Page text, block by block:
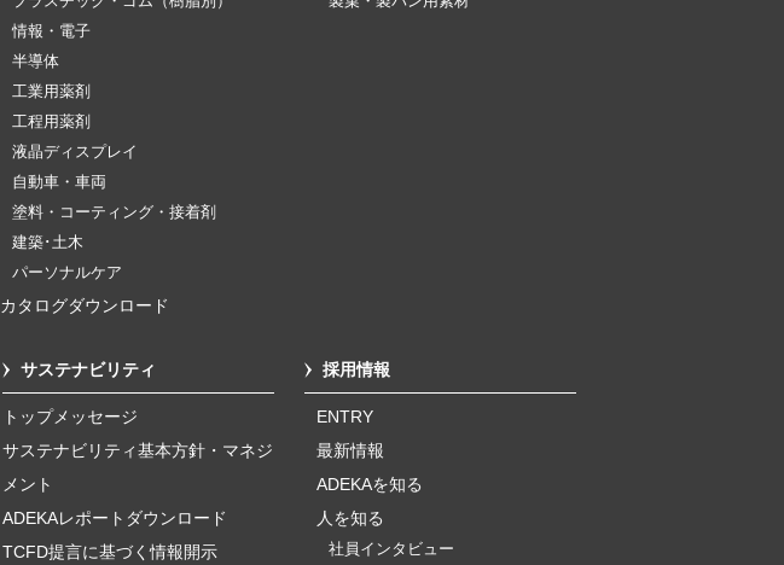
情報・電子
半導体
工業用薬剤
工程用薬剤
液晶ディスプレイ
自動車・車両
塗料・コーティング・接着剤
建築･土木
パーソナルケア
カタログダウンロード
サステナビリティ
トップメッセージ
サステナビリティ基本方針・マネジ
メント
ADEKAレポートダウンロード
TCFD提言に基づく情報開示
採用情報
ENTRY
最新情報
ADEKAを知る
人を知る
社員インタビュー